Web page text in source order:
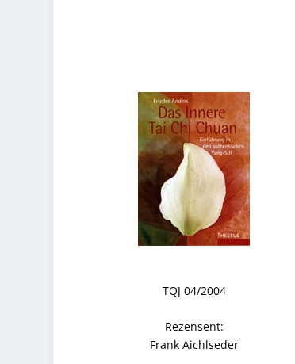
TQJ 04/2004
Rezensent:
Frank Aichlseder